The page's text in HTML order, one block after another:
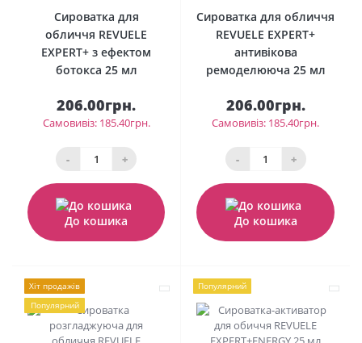
Сироватка для
обличчя REVUELE
EXPERT+ з ефектом
ботокса 25 мл
206.00грн.
Самовивіз: 185.40грн.
- +
До кошика
Сироватка для обличчя
REVUELE EXPERT+
антивікова
ремоделююча 25 мл
206.00грн.
Самовивіз: 185.40грн.
- +
До кошика
Хіт продажів
Популярний
Популярний